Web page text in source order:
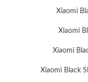
Xiaomi
Xiaomi
Xiaomi
Xiaomi Black